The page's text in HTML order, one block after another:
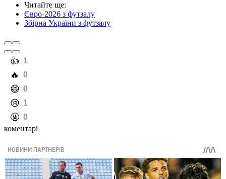
Читайте ще:
Євро-2026 з футзалу
Збірна України з футзалу
️👍 1
️🔥 0
️😄 0
️😢 1
️🤬 0
коментарі